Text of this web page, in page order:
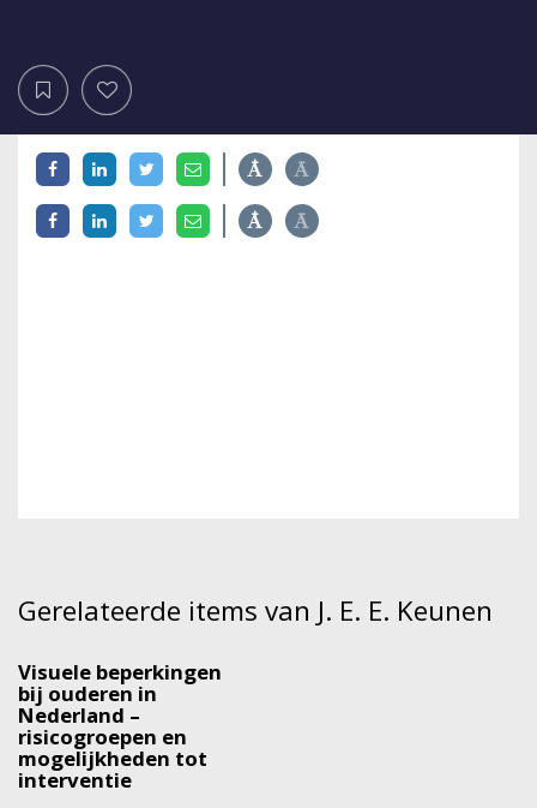
Gerelateerde items van J. E. E. Keunen
Visuele beperkingen
bij ouderen in
Nederland –
risicogroepen en
mogelijkheden tot
interventie